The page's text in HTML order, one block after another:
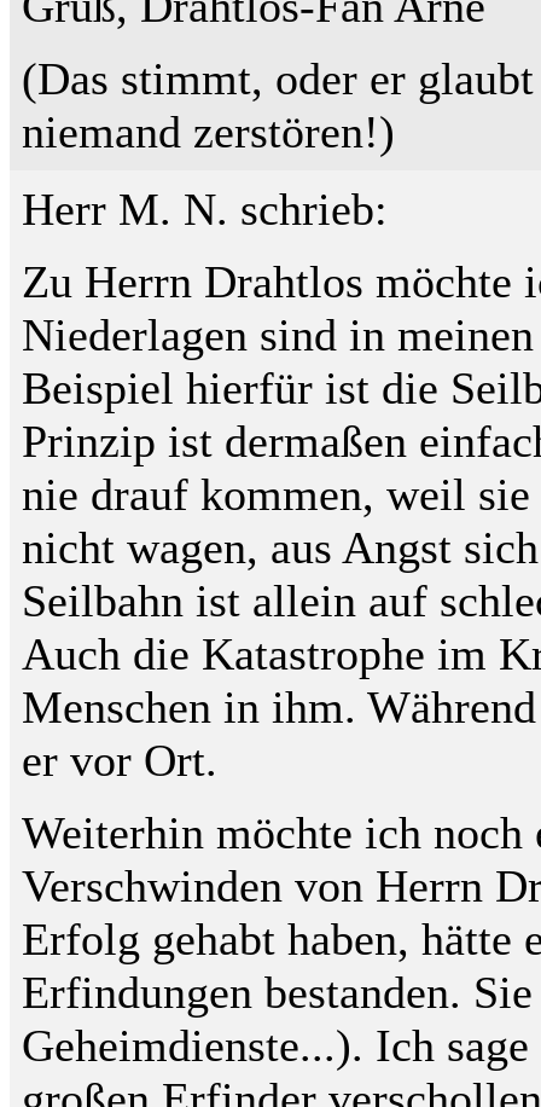
(Das stimmt, oder er
niemand zerstören!)
Herr M. N. schrieb:
Zu Herrn Drahtlos möchte
Niederlagen sind in
Beispiel hierfür ist die
Prinzip ist dermaßen
nie drauf kommen, weil
nicht wagen, aus Angst
Seilbahn ist allein auf
Auch die Katastrophe im
Menschen in ihm.
er vor Ort.
Weiterhin möchte ich
Verschwinden von Herrn
Erfolg gehabt haben, hätte
Erfindungen bestanden.
Geheimdienste...). Ich